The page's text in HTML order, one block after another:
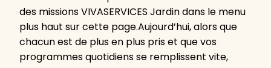
des missions VIVASERVICES Jardin dans le menu
plus haut sur cette page.Aujourd’hui, alors que
chacun est de plus en plus pris et que vos
programmes quotidiens se remplissent vite,